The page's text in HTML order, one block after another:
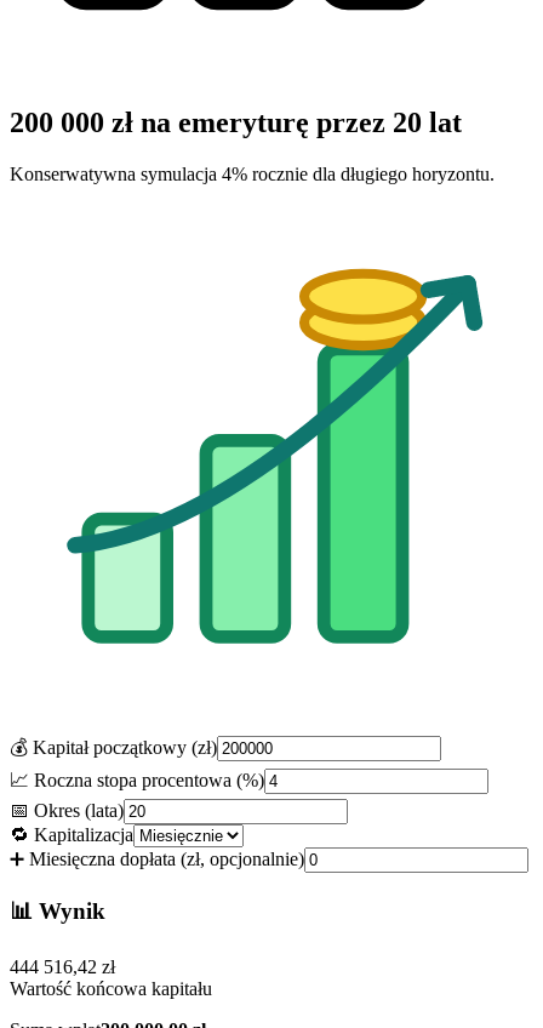
200 000 zł na emeryturę przez 20 lat
Konserwatywna symulacja 4% rocznie dla długiego horyzontu.
💰 Kapitał początkowy (zł)
📈 Roczna stopa procentowa (%)
📅 Okres (lata)
🔁 Kapitalizacja
➕ Miesięczna dopłata (zł, opcjonalnie)
📊 Wynik
444 516,42 zł
Wartość końcowa kapitału